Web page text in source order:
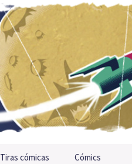
Tiras cómicas Cómics